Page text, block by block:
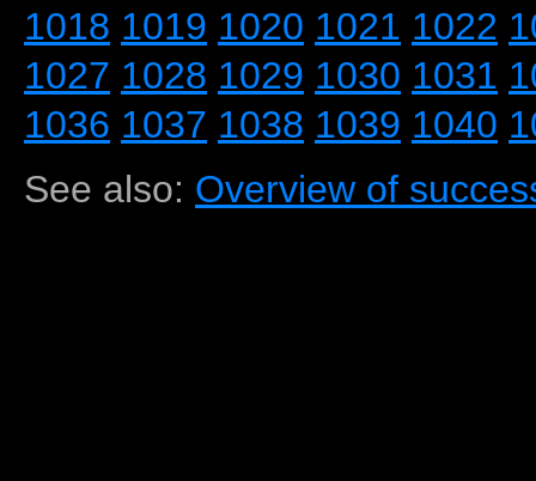
1018 1019 1020 1021 1022
1027 1028 1029 1030 1031
1036 1037 1038 1039 1040
See also: Overview of